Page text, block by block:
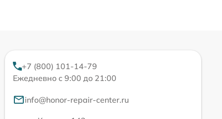
+7 (800) 101-14-79
Ежедневно с 9:00 до 21:00
info@honor-repair-center.ru